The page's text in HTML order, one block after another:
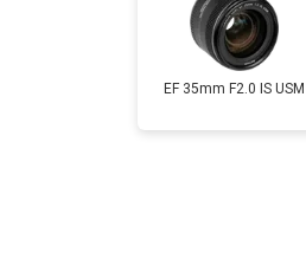
EF 35mm F2.0 IS USM